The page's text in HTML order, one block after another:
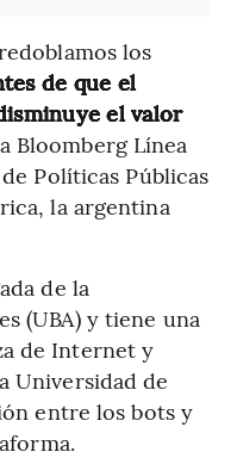
los
de que el
el valor
Bloomberg Línea
Políticas Públicas
la argentina
de la
(UBA) y tiene una
de Internet y
Universidad de
entre los bots y